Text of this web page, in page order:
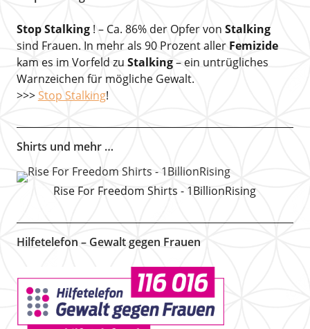
Stop Stalking! – Ca. 86% der Opfer von Stalking
sind Frauen. In mehr als 90 Prozent aller Femizide
kam es im Vorfeld zu Stalking– ein untrügliches
Warnzeichen für mögliche Gewalt.
>>> Stop Stalking!
Shirts und mehr …
Rise For Freedom Shirts - 1BillionRising
Hilfetelefon – Gewalt gegen Frauen